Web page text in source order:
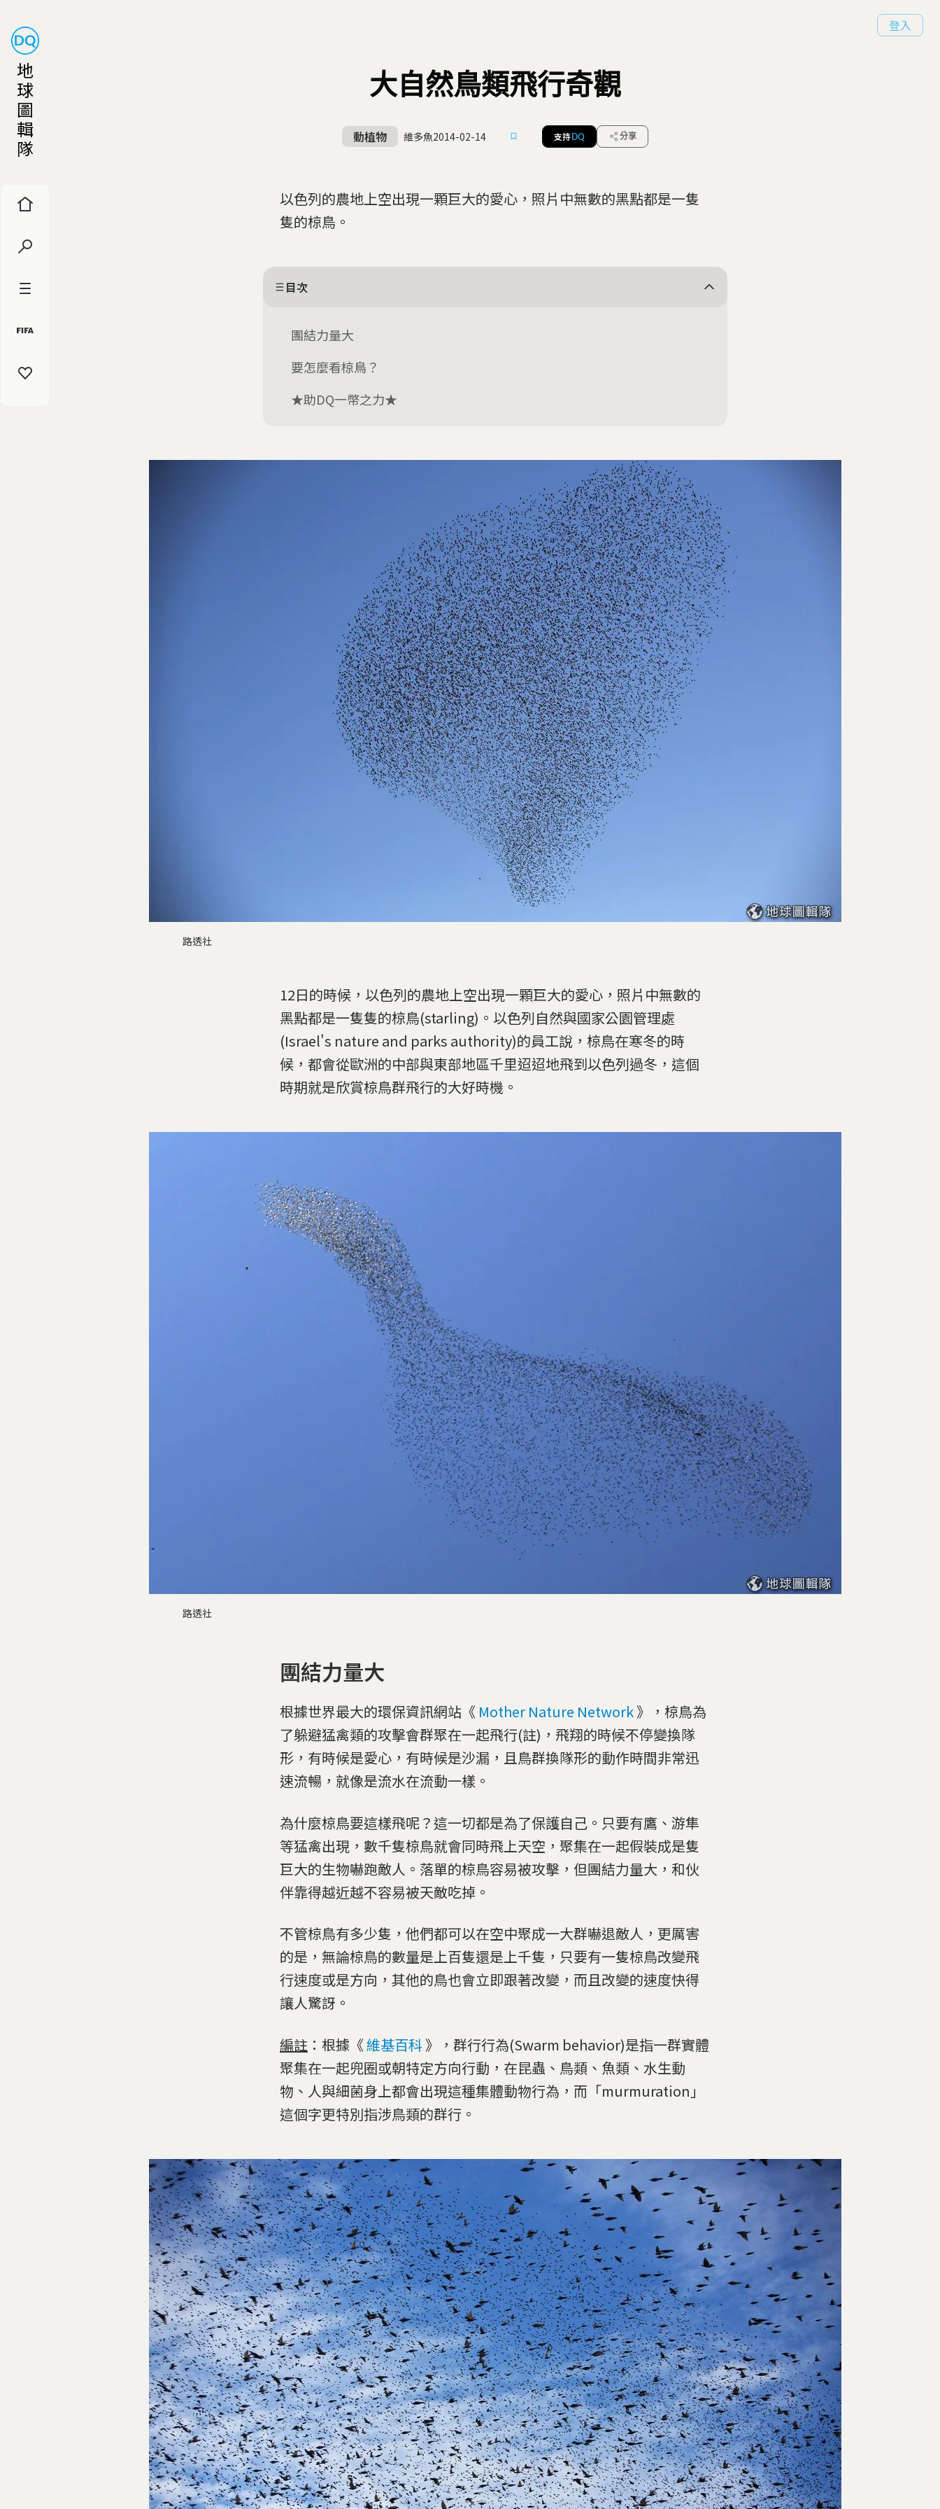
地
球
圖
輯
隊
登入
大自然鳥類飛行奇觀
動植物 維多魚2014-02-14 支持 DQ 分享
以色列的農地上空出現一顆巨大的愛心，照片中無數的黑點都是一隻
隻的椋鳥。
目次
團結力量大
要怎麼看椋鳥？
★助DQ一幣之力★
路透社
12日的時候，以色列的農地上空出現一顆巨大的愛心，照片中無數的
黑點都是一隻隻的椋鳥(starling)。以色列自然與國家公園管理處
(Israel's nature and parks authority)的員工說，椋鳥在寒冬的時
候，都會從歐洲的中部與東部地區千里迢迢地飛到以色列過冬，這個
時期就是欣賞椋鳥群飛行的大好時機。
路透社
團結力量大
根據世界最大的環保資訊網站《 Mother Nature Network》，椋鳥為
了躲避猛禽類的攻擊會群聚在一起飛行(註)，飛翔的時候不停變換隊
形，有時候是愛心，有時候是沙漏，且鳥群換隊形的動作時間非常迅
速流暢，就像是流水在流動一樣。
為什麼椋鳥要這樣飛呢？這一切都是為了保護自己。只要有鷹、游隼
等猛禽出現，數千隻椋鳥就會同時飛上天空，聚集在一起假裝成是隻
巨大的生物嚇跑敵人。落單的椋鳥容易被攻擊，但團結力量大，和伙
伴靠得越近越不容易被天敵吃掉。
不管椋鳥有多少隻，他們都可以在空中聚成一大群嚇退敵人，更厲害
的是，無論椋鳥的數量是上百隻還是上千隻，只要有一隻椋鳥改變飛
行速度或是方向，其他的鳥也會立即跟著改變，而且改變的速度快得
讓人驚訝。
編註 ：根據《維基百科 》，群行行為(Swarm behavior)是指一群實體
聚集在一起兜圈或朝特定方向行動，在昆蟲、鳥類、魚類、水生動
物、人與細菌身上都會出現這種集體動物行為，而「murmuration」
這個字更特別指涉鳥類的群行。